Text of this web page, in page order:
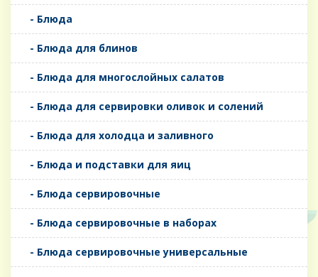
- Блюда
- Блюда для блинов
- Блюда для многослойных салатов
- Блюда для сервировки оливок и солений
- Блюда для холодца и заливного
- Блюда и подставки для яиц
- Блюда сервировочные
- Блюда сервировочные в наборах
- Блюда сервировочные универсальные